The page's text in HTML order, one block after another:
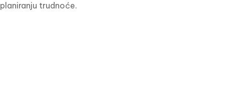
planiranju trudnoće.